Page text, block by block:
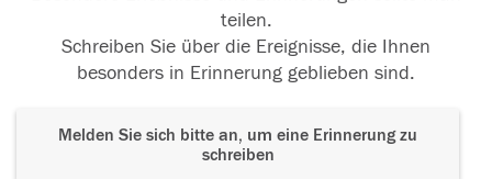
teilen.
Schreiben Sie über die Ereignisse, die Ihnen
besonders in Erinnerung geblieben sind.
Melden Sie sich bitte an, um eine Erinnerung zu
schreiben